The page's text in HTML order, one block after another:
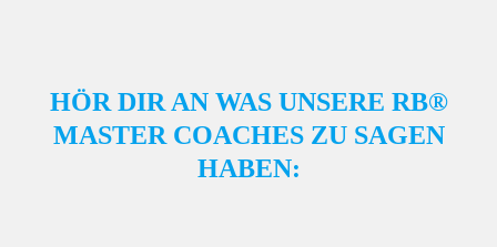
HÖR DIR AN WAS UNSERE RB®
MASTER COACHES ZU SAGEN
HABEN: